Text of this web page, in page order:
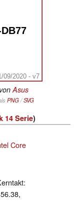
09/2020 - v7
Asus
PNG/SVG
14 Serie)
Core